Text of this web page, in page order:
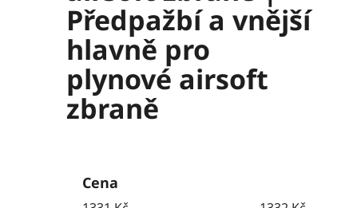
Předpažbí a vnější
hlavně pro
plynové airsoft
zbraně
Cena